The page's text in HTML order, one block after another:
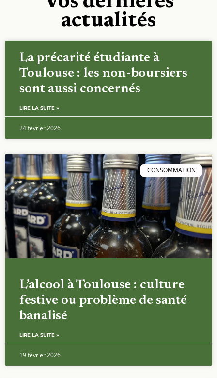
actualités
La précarité étudiante à
Toulouse : les non-boursiers
sont aussi concernés
LIRE LA SUITE »
24 février 2026
CONSOMMATION
L’alcool à Toulouse : culture
festive ou problème de santé
banalisé
LIRE LA SUITE »
19 février 2026